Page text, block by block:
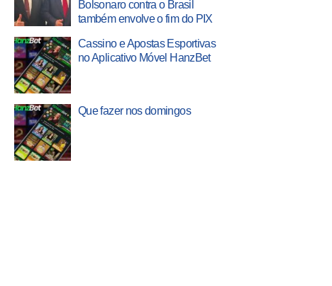
Bolsonaro contra o Brasil
também envolve o fim do PIX
Cassino e Apostas Esportivas
no Aplicativo Móvel HanzBet
Que fazer nos domingos